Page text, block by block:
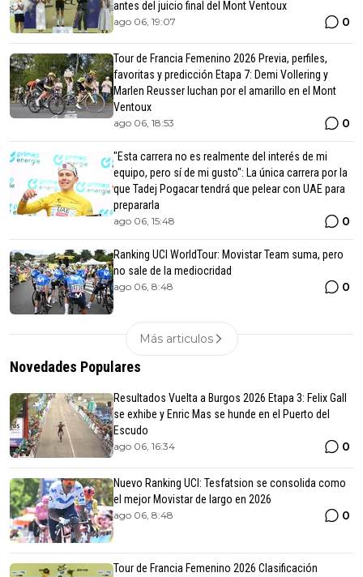
antes del juicio final del Mont Ventoux
ago 06, 19:07 0
Tour de Francia Femenino 2026 Previa, perfiles,
favoritas y predicción Etapa 7: Demi Vollering y
Marlen Reusser luchan por el amarillo en el Mont
Ventoux
ago 06, 18:53 0
"Esta carrera no es realmente del interés de mi
equipo, pero sí de mi gusto": La única carrera por la
que Tadej Pogacar tendrá que pelear con UAE para
prepararla
ago 06, 15:48 0
Ranking UCI WorldTour: Movistar Team suma, pero
no sale de la mediocridad
ago 06, 8:48 0
Más articulos
Novedades Populares
Resultados Vuelta a Burgos 2026 Etapa 3: Felix Gall
se exhibe y Enric Mas se hunde en el Puerto del
Escudo
ago 06, 16:34 0
Nuevo Ranking UCI: Tesfatsion se consolida como
el mejor Movistar de largo en 2026
ago 06, 8:48 0
Tour de Francia Femenino 2026 Clasificación